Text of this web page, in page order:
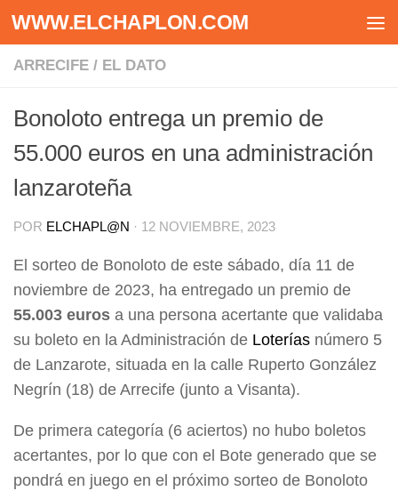
Saltar al contenido
WWW.ELCHAPLON.COM
ARRECIFE / EL DATO
Bonoloto entrega un premio de
55.000 euros en una administración
lanzaroteña
POR ELCHAPL@N · 12 NOVIEMBRE, 2023
El sorteo de Bonoloto de este sábado, día 11 de
noviembre de 2023, ha entregado un premio de
55.003 euros a una persona acertante que validaba
su boleto en la Administración de Loterías número 5
de Lanzarote, situada en la calle Ruperto González
Negrín (18) de Arrecife (junto a Visanta).
De primera categoría (6 aciertos) no hubo boletos
acertantes, por lo que con el Bote generado que se
pondrá en juego en el próximo sorteo de Bonoloto